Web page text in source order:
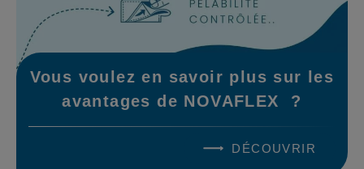
Vous voulez en savoir plus sur les
avantages de NOVAFLEX ?
DÉCOUVRIR